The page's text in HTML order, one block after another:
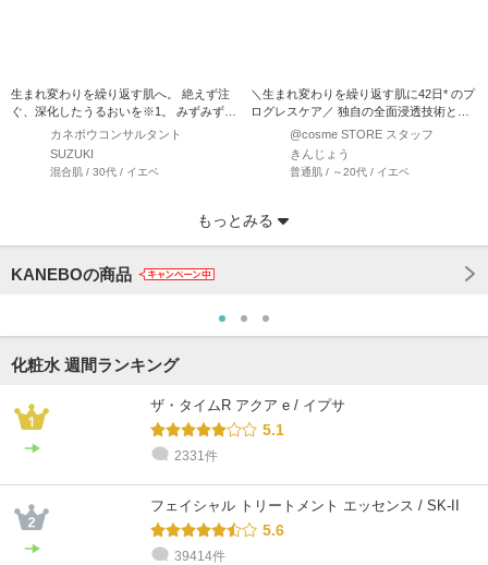
生まれ変わりを繰り返す肌へ。 絶えず注
ぐ、深化したうるおいを※1。 みずみずし
くも絶妙なとろみの…
カネボウコンサルタント
SUZUKI
混合肌 / 30代 / イエベ
＼生まれ変わりを繰り返す肌に42日* のプ
ログレスケア／ 独自の全面浸透技術とマ
イクロサイズの保…
@cosme STORE スタッフ
きんじょう
普通肌 / ～20代 / イエベ
しま
さとう
もっとみる
KANEBOの商品
化粧水 週間ランキング
ザ・タイムR アクア e / イプサ
5.1
2331件
フェイシャル トリートメント エッセンス / SK-II
5.6
39414件